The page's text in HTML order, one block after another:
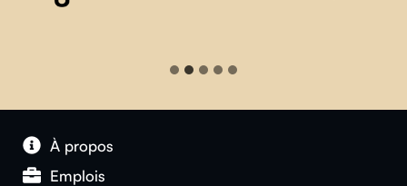
À propos
Emplois